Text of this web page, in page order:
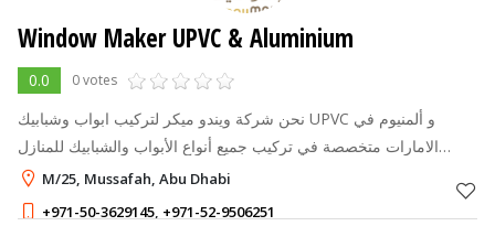
Window Maker UPVC & Aluminium
0.0 0 votes
نحن شركة ويندو ميكر لتركيب ابواب وشبابيك UPVC و ألمنيوم في
الامارات متخصصة في تركيب جميع أنواع الأبواب والشبابيك للمنازل
والشركات بأرخص الأسعار وأفضل الخامات. خدمات تصميم وتصنيع
وتركيب ابواب ونوافذ
M/25, Mussafah, Abu Dhabi
+971-50-3629145, +971-52-9506251